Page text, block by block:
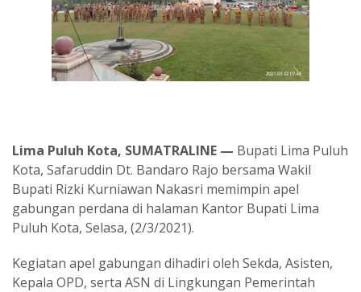
Lima Puluh Kota, SUMATRALINE — Bupati Lima Puluh
Kota, Safaruddin Dt. Bandaro Rajo bersama Wakil
Bupati Rizki Kurniawan Nakasri memimpin apel
gabungan perdana di halaman Kantor Bupati Lima
Puluh Kota, Selasa, (2/3/2021).
Kegiatan apel gabungan dihadiri oleh Sekda, Asisten,
Kepala OPD, serta ASN di Lingkungan Pemerintah